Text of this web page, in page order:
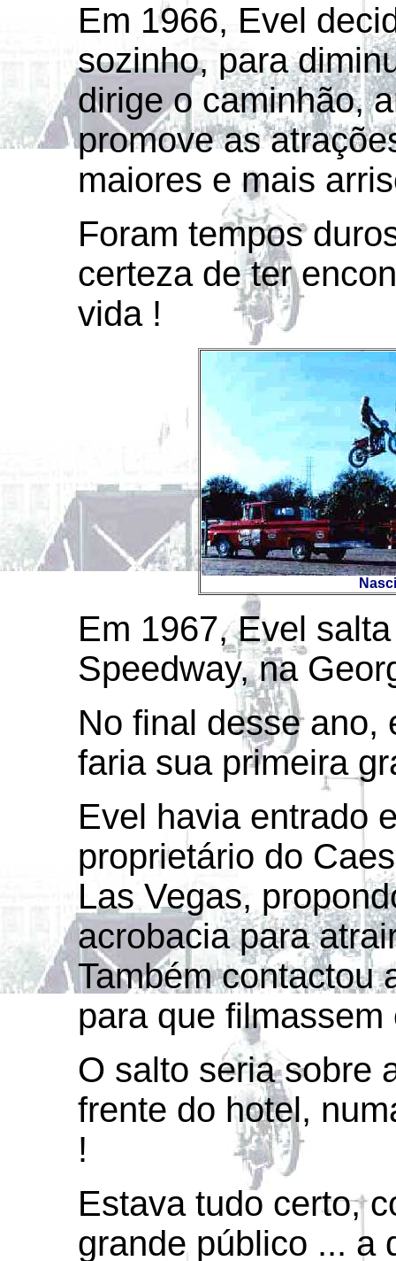
Em 1966, Evel
sozinho, para
dirige o caminhão,
promove as
maiores e mais
Foram tempos
certeza de ter
vida !
Em 1967, Evel
Speedway, na
No final desse ano,
faria sua primeira
Evel havia entrado
proprietário do
Las Vegas,
acrobacia para
Também contactou
para que filmassem
O salto seria sobre
frente do hotel,
!
Estava tudo certo,
grande público ... a